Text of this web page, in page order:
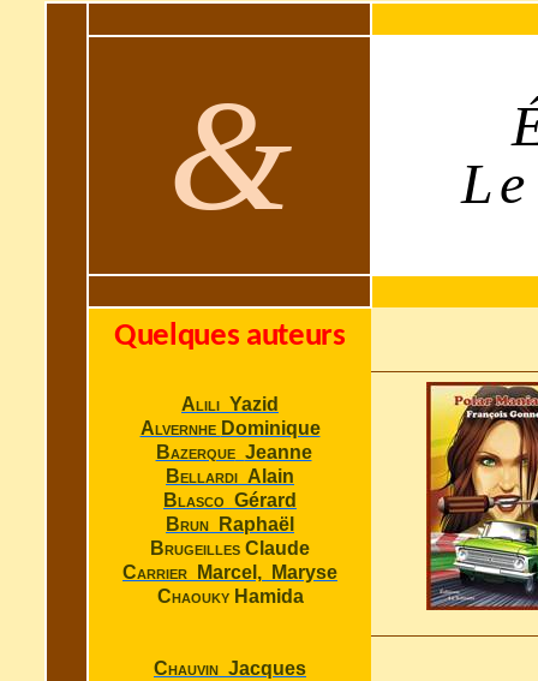
&
Quelques auteurs
Alili Yazid
Alvernhe Dominique
Bazerque Jeanne
Bellardi Alain
Blasco Gérard
Brun
Raphaël
Brugeilles Claude
Carrier
Marcel,
Maryse
Chaouky Hamida
Chauvin Jacques